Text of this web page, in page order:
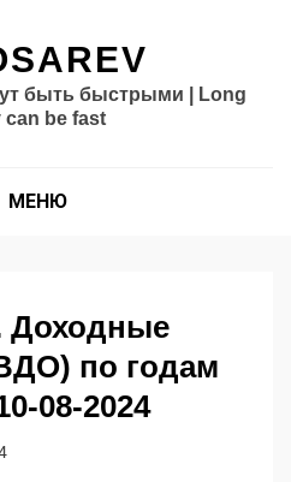
быть быстрыми | Long
can be fast
МЕНЮ
Доходные
по годам
08-2024